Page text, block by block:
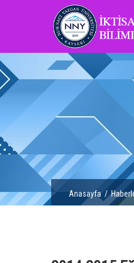
Anasayfa /